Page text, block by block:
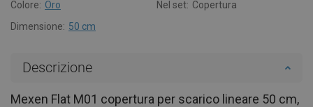
Colore: Oro Nel set: Copertura
Dimensione: 50 cm
Descrizione
Mexen Flat M01 copertura per scarico lineare 50 cm,